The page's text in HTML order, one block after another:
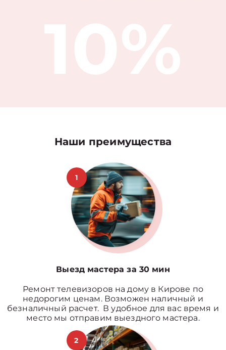
Наши преимущества
1
Выезд мастера за 30 мин
Ремонт телевизоров на дому в Кирове по
недорогим ценам. Возможен наличный и
безналичный расчет. В удобное для вас время и
место мы отправим выездного мастера.
2